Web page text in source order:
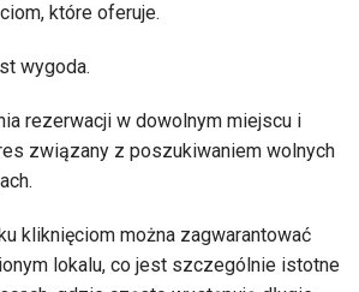
które oferuje.
wygoda.
rezerwacji w dowolnym miejscu i
związany z poszukiwaniem wolnych
kliknięciom można zagwarantować
lokalu, co jest szczególnie istotne